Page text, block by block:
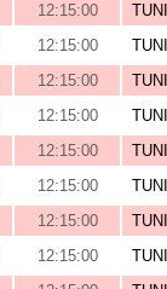
12:15:00
12:15:00
12:15:00
12:15:00
12:15:00
12:15:00
12:15:00
12:15:00